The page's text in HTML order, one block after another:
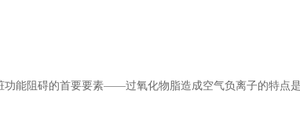
能阻碍的首要要素——过氧化物脂造成空气负离子的特点